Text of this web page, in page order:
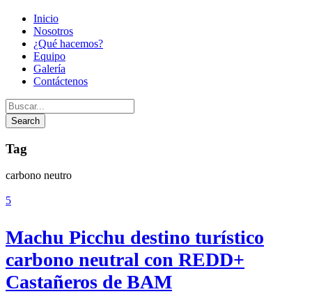
Inicio
Nosotros
¿Qué hacemos?
Equipo
Galería
Contáctenos
Tag
carbono neutro
5
Machu Picchu destino turístico
carbono neutral con REDD+
Castañeros de BAM